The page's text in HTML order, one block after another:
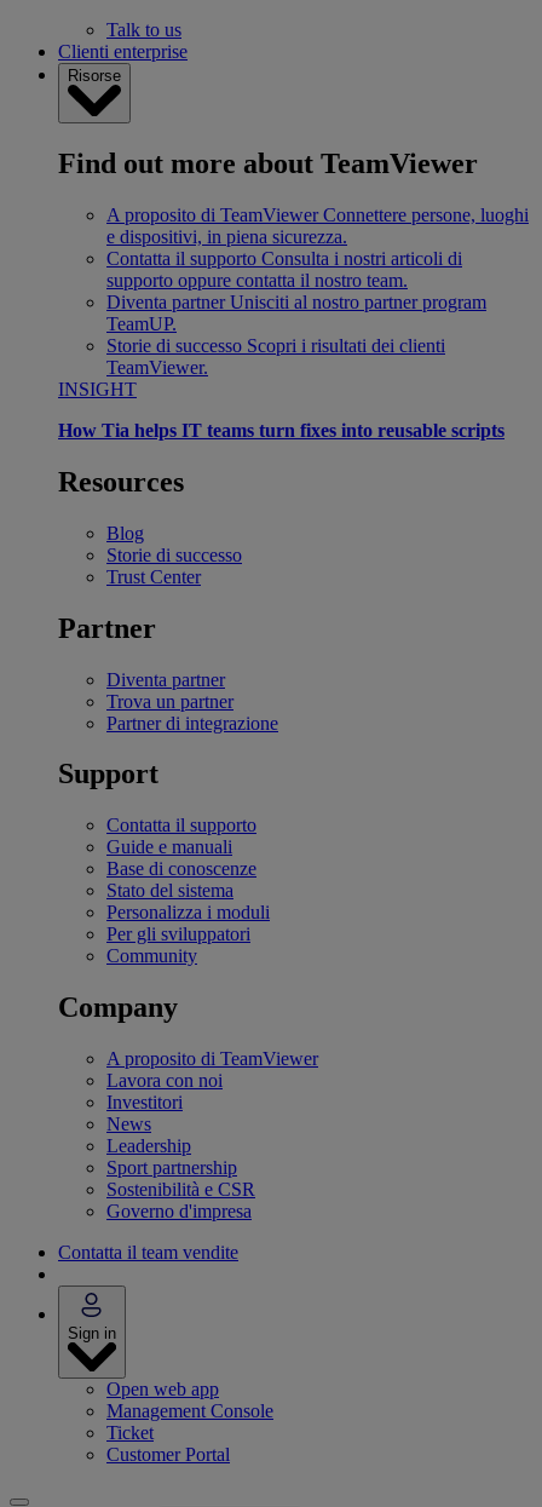
Talk to us
Clienti enterprise
Risorse
Find out more about TeamViewer
A proposito di TeamViewer Connettere persone, luoghi
e dispositivi, in piena sicurezza.
Contatta il supporto Consulta i nostri articoli di
supporto oppure contatta il nostro team.
Diventa partner Unisciti al nostro partner program
TeamUP.
Storie di successo Scopri i risultati dei clienti
TeamViewer.
INSIGHT
How Tia helps IT teams turn fixes into reusable scripts
Resources
Blog
Storie di successo
Trust Center
Partner
Diventa partner
Trova un partner
Partner di integrazione
Support
Contatta il supporto
Guide e manuali
Base di conoscenze
Stato del sistema
Personalizza i moduli
Per gli sviluppatori
Community
Company
A proposito di TeamViewer
Lavora con noi
Investitori
News
Leadership
Sport partnership
Sostenibilità e CSR
Governo d'impresa
Contatta il team vendite
Sign in
Open web app
Management Console
Ticket
Customer Portal